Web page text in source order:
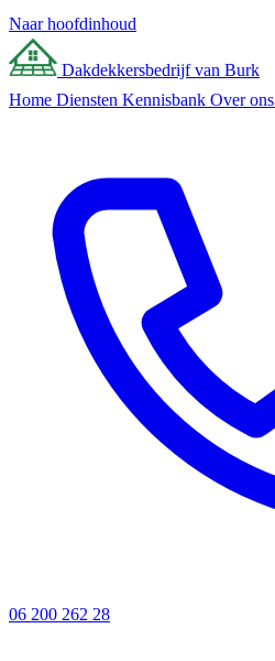
Naar hoofdinhoud
Dakdekkersbedrijf van Burk
Home Diensten Kennisbank Over ons
06 200 262 28